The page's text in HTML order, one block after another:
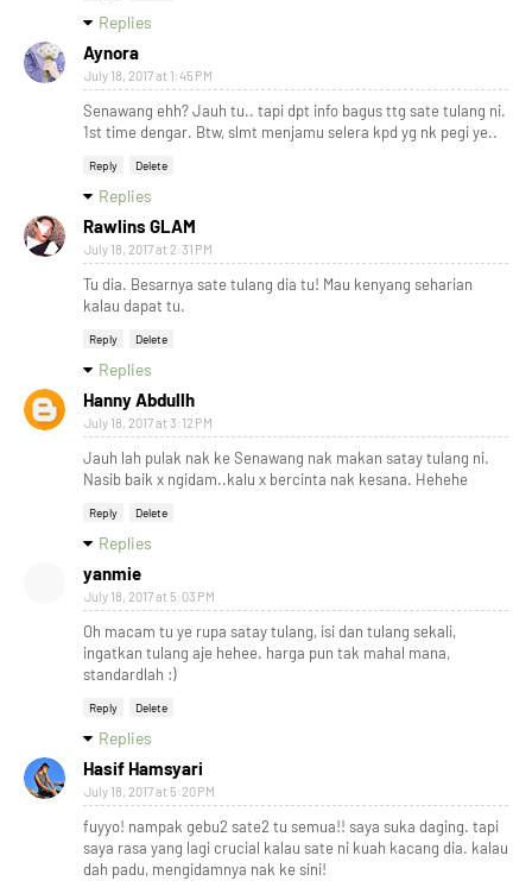
Replies
Aynora
July 18, 2017 at 1:45 PM
Senawang ehh? Jauh tu.. tapi dpt info bagus ttg sate tulang ni.
1st time dengar. Btw, slmt menjamu selera kpd yg nk pegi ye..
Reply Delete
Replies
Rawlins GLAM
July 18, 2017 at 2:31 PM
Tu dia. Besarnya sate tulang dia tu! Mau kenyang seharian
kalau dapat tu.
Reply Delete
Replies
Hanny Abdullh
July 18, 2017 at 3:12 PM
Jauh lah pulak nak ke Senawang nak makan satay tulang ni.
Nasib baik x ngidam..kalu x bercinta nak kesana. Hehehe
Reply Delete
Replies
yanmie
July 18, 2017 at 5:03 PM
Oh macam tu ye rupa satay tulang, isi dan tulang sekali,
ingatkan tulang aje hehee. harga pun tak mahal mana,
standardlah :)
Reply Delete
Replies
Hasif Hamsyari
July 18, 2017 at 5:20 PM
fuyyo! nampak gebu2 sate2 tu semua!! saya suka daging. tapi
saya rasa yang lagi crucial kalau sate ni kuah kacang dia. kalau
dah padu, mengidamnya nak ke sini!